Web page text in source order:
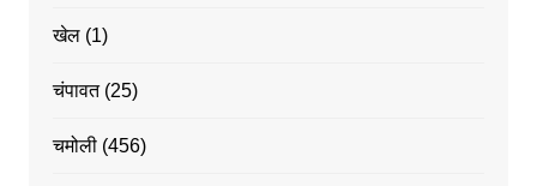
खेल(1)
चंपावत(25)
चमोली(456)